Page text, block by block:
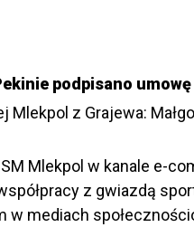
podpisano
z Grajewa:
Mlekpol w kanale e-
z gwiazdą
mediach